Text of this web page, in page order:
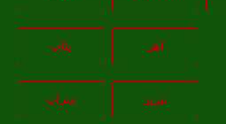
بناب
تبريز سراب